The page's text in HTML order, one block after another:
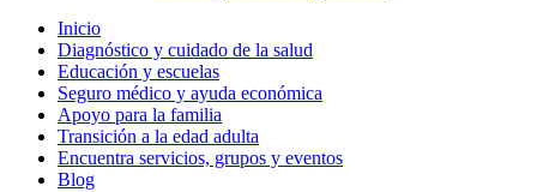
Inicio
Diagnóstico y cuidado de la salud
Educación y escuelas
Seguro médico y ayuda económica
Apoyo para la familia
Transición a la edad adulta
Encuentra servicios, grupos y eventos
Blog